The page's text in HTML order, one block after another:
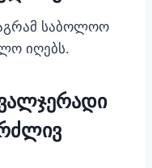
საბოლოო
იღებს.